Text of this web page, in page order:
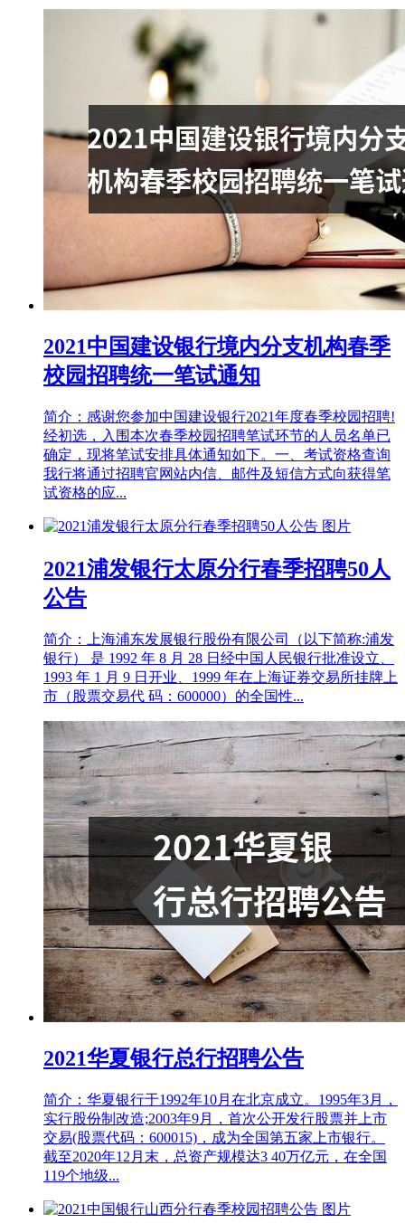
2021中国建设银行境内分支机构春季
校园招聘统一笔试通知
简介：感谢您参加中国建设银行2021年度春季校园招聘!
经初选，入围本次春季校园招聘笔试环节的人员名单已
确定，现将笔试安排具体通知如下。一、考试资格查询
我行将通过招聘官网站内信、邮件及短信方式向获得笔
试资格的应...
2021浦发银行太原分行春季招聘50人
公告
简介：上海浦东发展银行股份有限公司（以下简称:浦发
银行） 是 1992 年 8 月 28 日经中国人民银行批准设立、
1993 年 1 月 9 日开业、1999 年在上海证券交易所挂牌上
市（股票交易代 码：600000）的全国性...
2021华夏银行总行招聘公告
简介：华夏银行于1992年10月在北京成立。1995年3月，
实行股份制改造;2003年9月，首次公开发行股票并上市
交易(股票代码：600015)，成为全国第五家上市银行。
截至2020年12月末，总资产规模达3 40万亿元，在全国
119个地级...